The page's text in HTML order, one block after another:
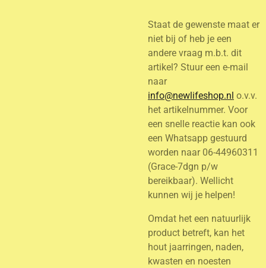
Staat de gewenste maat er
niet bij of heb je een
andere vraag m.b.t. dit
artikel? Stuur een e-mail
naar
info@newlifeshop.nl o.v.v.
het artikelnummer. Voor
een snelle reactie kan ook
een Whatsapp gestuurd
worden naar 06-44960311
(Grace-7dgn p/w
bereikbaar). Wellicht
kunnen wij je helpen!
Omdat het een natuurlijk
product betreft, kan het
hout jaarringen, naden,
kwasten en noesten